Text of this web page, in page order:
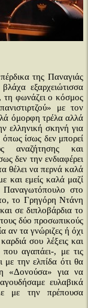
της Παναγιάς
εξαρχειώτισσα
τη φωνάζει ο κόσμος
με τον
όμορφη τρέλα αλλά
ελληνική σκηνή για
όπως ίσως δεν μπορεί
αναζήτησης και
δεν την ενδιαφέρει
θέλει να περνά καλά
και εμείς καλά μαζί
στο
το Γρηγόρη Ντάνη
σε διπλοβάρδια το
δύο προσωπικούς
αν τα γνώριζες ή όχι
σου λέξεις και
που αγαπάει-, με τις
με την ελπίδα ότι θα
«Δονούσα» για να
ευλαβικά
με την πρέπουσα